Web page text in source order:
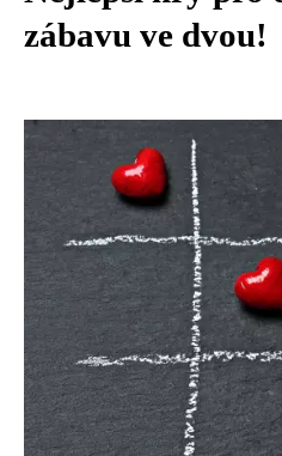
zábavu ve dvou!